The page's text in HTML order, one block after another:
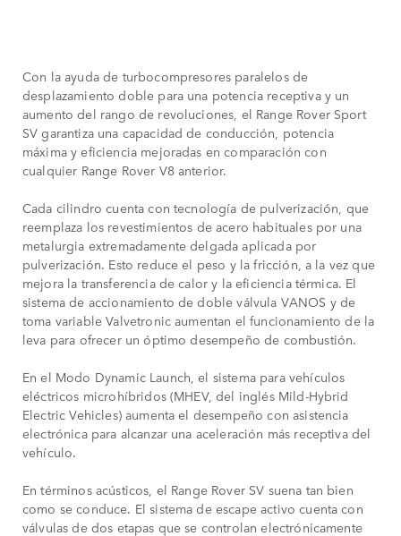
Con la ayuda de turbocompresores paralelos de
desplazamiento doble para una potencia receptiva y un
aumento del rango de revoluciones, el Range Rover Sport
SV garantiza una capacidad de conducción, potencia
máxima y eficiencia mejoradas en comparación con
cualquier Range Rover V8 anterior.
Cada cilindro cuenta con tecnología de pulverización, que
reemplaza los revestimientos de acero habituales por una
metalurgia extremadamente delgada aplicada por
pulverización. Esto reduce el peso y la fricción, a la vez que
mejora la transferencia de calor y la eficiencia térmica. El
sistema de accionamiento de doble válvula VANOS y de
toma variable Valvetronic aumentan el funcionamiento de la
leva para ofrecer un óptimo desempeño de combustión.
En el Modo Dynamic Launch, el sistema para vehículos
eléctricos microhíbridos (MHEV, del inglés Mild-Hybrid
Electric Vehicles) aumenta el desempeño con asistencia
electrónica para alcanzar una aceleración más receptiva del
vehículo.
En términos acústicos, el Range Rover SV suena tan bien
como se conduce. El sistema de escape activo cuenta con
válvulas de dos etapas que se controlan electrónicamente